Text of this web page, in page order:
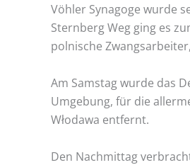
Vöhler Synagoge wurde
Sternberg Weg ging es
polnische
Am Samstag wurde das
Umgebung, für die
Włodawa entfernt.
Den Nachmittag